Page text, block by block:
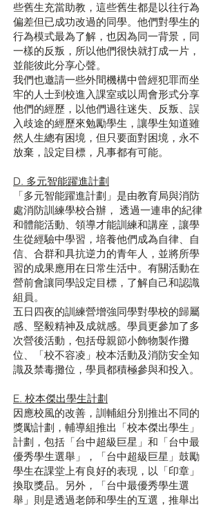
些舊生充當助教，這些舊生都是以往行為
偏差但已成功改過的同學。他們對學生的
行為模式最為了解，也因為同一背景，同
一樣的反叛，所以他們很快就打成一片，
並能彼此分享心聲。
我們也邀請一些外間機構中曾經犯罪而坐
牢的人士到校進入課室或以周會形式分享
他們的經歷，以他們過往迷失、反叛、誤
入歧途的經歷來勉勵學生，讓學生知道雖
然人生總有困境，但只要面對困境，永不
放棄，設定目標，凡事都有可能。
D. 多元智能躍進計劃
「多元智能躍進計劃」是由教育局與消防
處消防訓練學校合辦， 透過一連串的紀律
和體能活動、領導才能訓練和講座，讓學
生從經驗中學習，培養他們成為自律、自
信、合群和具抗逆力的青年人，並將所學
習的成果應用在日常生活中。有關活動在
營前會讓同學設定目標，了解自己和認識
組員。
五日四夜的訓練營增強同學對學校的歸屬
感、堅毅精神及成就感。學員更參加了多
次營後活動，包括母親節小飾物製作攤
位、「校不容凌」校本活動及消防安全知
識及禁毒攤位，學員都積極參與和投入。
E. 校本傑出學生計劃
因應校風的改善，訓輔組分別推出不同的
獎勵計劃，輔導組推出「校本傑出學生」
計劃，包括「台中超級巨星」和「台中最
優秀學生選舉」，「台中超級巨星」鼓勵
學生在課堂上有良好的表現，以「印章」
換取獎品。另外，「台中最優秀學生選
舉」則是透過老師和學生的互選，推舉出